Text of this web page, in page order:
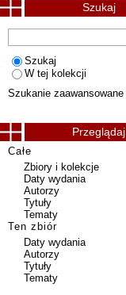
Szukaj
Szukaj
W tej kolekcji
Szukanie zaawansowane
Przeglądaj
Całe
Zbiory i kolekcje
Daty wydania
Autorzy
Tytuły
Tematy
Ten zbiór
Daty wydania
Autorzy
Tytuły
Tematy